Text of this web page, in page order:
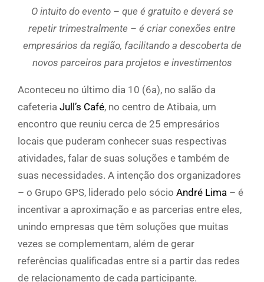
O intuito do evento – que é gratuito e deverá se
repetir trimestralmente – é criar conexões entre
empresários da região, facilitando a descoberta de
novos parceiros para projetos e investimentos
Aconteceu no último dia 10 (6a), no salão da
cafeteria Jull’s Café, no centro de Atibaia, um
encontro que reuniu cerca de 25 empresários
locais que puderam conhecer suas respectivas
atividades, falar de suas soluções e também de
suas necessidades. A intenção dos organizadores
– o Grupo GPS, liderado pelo sócio André Lima – é
incentivar a aproximação e as parcerias entre eles,
unindo empresas que têm soluções que muitas
vezes se complementam, além de gerar
referências qualificadas entre si a partir das redes
de relacionamento de cada participante.